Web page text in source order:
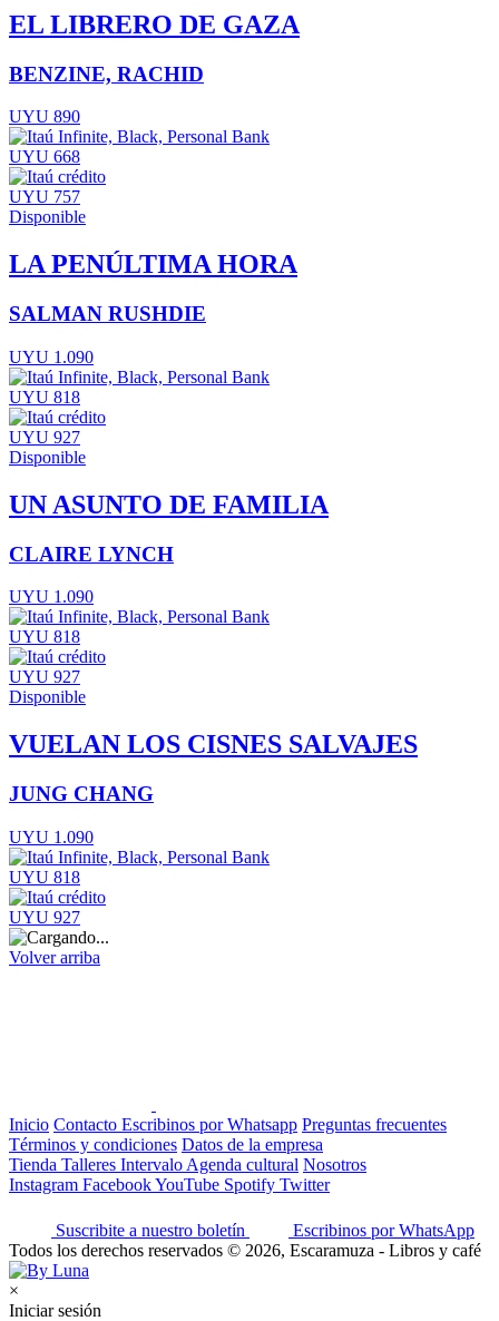
EL LIBRERO DE GAZA
BENZINE, RACHID
UYU 890
UYU 668
UYU 757
Disponible
LA PENÚLTIMA HORA
SALMAN RUSHDIE
UYU 1.090
UYU 818
UYU 927
Disponible
UN ASUNTO DE FAMILIA
CLAIRE LYNCH
UYU 1.090
UYU 818
UYU 927
Disponible
VUELAN LOS CISNES SALVAJES
JUNG CHANG
UYU 1.090
UYU 818
UYU 927
Volver arriba
Inicio Contacto Escribinos por Whatsapp Preguntas frecuentes
Términos y condiciones Datos de la empresa
Tienda Talleres Intervalo Agenda cultural Nosotros
Instagram FacebookYouTube Spotify Twitter
Suscribite a nuestro boletín
Escribinos por WhatsApp
Todos los derechos reservados © 2026, Escaramuza - Libros y café
×
Iniciar sesión